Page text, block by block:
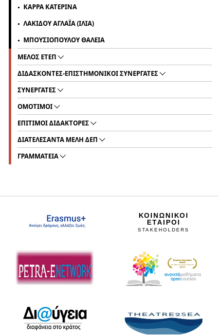
ΚΑΡΡΑ ΚΑΤΕΡΙΝΑ
ΛΑΚΙΔΟΥ ΑΓΛΑΪΑ (ΙΛΙΑ)
ΜΠΟΥΣΙΟΠΟΥΛΟΥ ΘΑΛΕΙΑ
ΜΕΛΟΣ ΕΤΕΠ
ΔΙΔΑΣΚΟΝΤΕΣ-ΕΠΙΣΤΗΜΟΝΙΚΟΙ ΣΥΝΕΡΓΑΤΕΣ
ΣΥΝΕΡΓΑΤΕΣ
ΟΜΟΤΙΜΟΙ
ΕΠΙΤΙΜΟΙ ΔΙΔΑΚΤΟΡΕΣ
ΔΙΑΤΕΛΕΣΑΝΤΑ ΜΕΛΗ ΔΕΠ
ΓΡΑΜΜΑΤΕΙΑ
ΚΟΙΝΩΝΙΚΟΙ
ΕΤΑΙΡΟΙ
STAKEHOLDERS